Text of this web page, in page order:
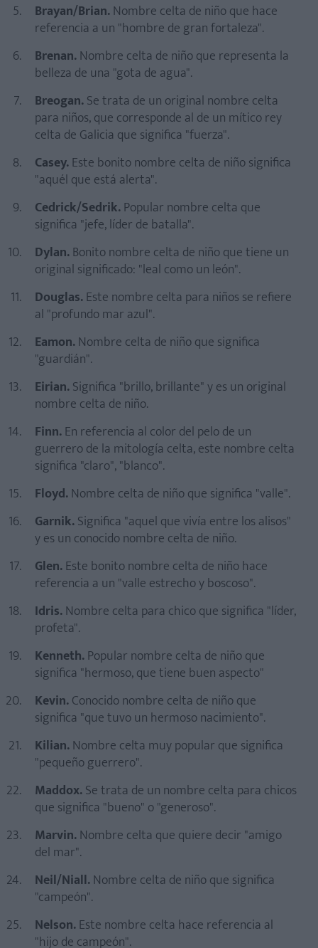
Brayan/Brian.Nombre celta de niño que hace
referencia a un "hombre de gran fortaleza".
Brenan.Nombre celta de niño que representa la
belleza de una "gota de agua".
Breogan.Se trata de un original nombre celta
para niños, que corresponde al de un mítico rey
celta de Galicia que significa "fuerza".
Casey.Este bonito nombre celta de niño significa
"aquél que está alerta".
Cedrick/Sedrik.Popular nombre celta que
significa "jefe, líder de batalla".
Dylan.Bonito nombre celta de niño que tiene un
original significado: "leal como un león".
Douglas.Este nombre celta para niños se refiere
al "profundo mar azul".
Eamon.Nombre celta de niño que significa
"guardián".
Eirian.Significa "brillo, brillante" y es un original
nombre celta de niño.
Finn.En referencia al color del pelo de un
guerrero de la mitología celta, este nombre celta
significa "claro", "blanco".
Floyd.Nombre celta de niño que significa "valle".
Garnik.Significa "aquel que vivía entre los alisos"
y es un conocido nombre celta de niño.
Glen.Este bonito nombre celta de niño hace
referencia a un "valle estrecho y boscoso".
Idris.Nombre celta para chico que significa "líder,
profeta".
Kenneth.Popular nombre celta de niño que
significa "hermoso, que tiene buen aspecto"
Kevin.Conocido nombre celta de niño que
significa "que tuvo un hermoso nacimiento".
Kilian.Nombre celta muy popular que significa
"pequeño guerrero".
Maddox.Se trata de un nombre celta para chicos
que significa "bueno" o "generoso".
Marvin.Nombre celta que quiere decir "amigo
del mar".
Neil/Niall.Nombre celta de niño que significa
"campeón".
Nelson.Este nombre celta hace referencia al
"hijo de campeón".